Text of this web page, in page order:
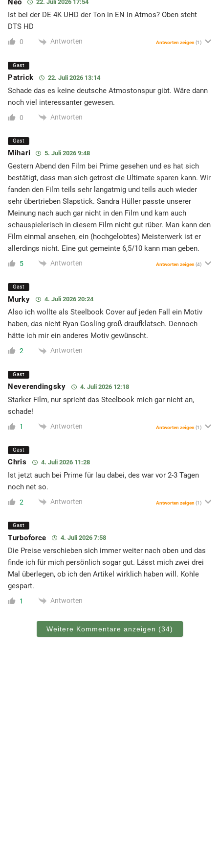
Neo 22. Juli 2026 17:54
Ist bei der DE 4K UHD der Ton in EN in Atmos? Oben steht
DTS HD
0 Antworten Antworten zeigen (1)
Gast
Patrick 22. Juli 2026 13:14
Schade das es keine deutsche Atmostonspur gibt. Wäre dann
noch viel interessanter gewesen.
0 Antworten
Gast
Mihari 5. Juli 2026 9:48
Gestern Abend den Film bei Prime gesehen und es hat sich
bestätigt, dass man sich getrost die Ultimate sparen kann. Wir
fanden den Film teils sehr langatmig und teils auch wieder
sehr übertrieben Slapstick. Sandra Hüller passte unserer
Meinung nach auch gar nicht in den Film und kam auch
schauspielerisch in diesem Film nicht gut rüber. Man kann den
Film einmal ansehen, ein (hochgelobtes) Meisterwerk ist er
allerdings nicht. Eine gut gemeinte 6,5/10 kann man geben.
5 Antworten Antworten zeigen (4)
Gast
Murky 4. Juli 2026 20:24
Also ich wollte als Steelbook Cover auf jeden Fall ein Motiv
haben, das nicht Ryan Gosling groß draufklatsch. Dennoch
hätte ich mir ein anderes Motiv gewünscht.
2 Antworten
Gast
Neverendingsky 4. Juli 2026 12:18
Starker Film, nur spricht das Steelbook mich gar nicht an,
schade!
1 Antworten Antworten zeigen (1)
Gast
Chris 4. Juli 2026 11:28
Ist jetzt auch bei Prime für lau dabei, des war vor 2-3 Tagen
noch net so.
2 Antworten Antworten zeigen (1)
Gast
Turboforce 4. Juli 2026 7:58
Die Preise verschieben sich immer weiter nach oben und das
finde ich für mich persönlich sogar gut. Lässt mich zwei drei
Mal überlegen, ob ich den Artikel wirklich haben will. Kohle
gespart.
1 Antworten
Weitere Kommentare anzeigen (34)